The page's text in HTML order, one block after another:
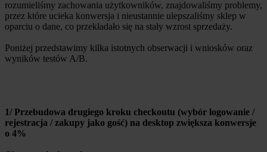
rozumieliśmy zachowania użytkowników, znajdowaliśmy problemy,
przez które ucieka konwersja i nieustannie ulepszaliśmy sklep w
oparciu o dane, co przekładało się na stały wzrost sprzedaży.
Poniżej przedstawimy kilka istotnych obserwacji i wniosków oraz
wyników testów A/B.
1/ Przebudowa drugiego kroku checkoutu (wybór logowanie /
rejestracja / zakupy jako gość) na desktop zwiększa konwersje
o 4%